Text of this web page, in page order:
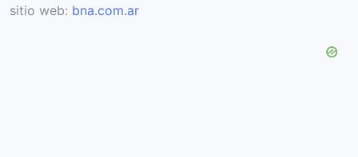
sitio web: bna.com.ar